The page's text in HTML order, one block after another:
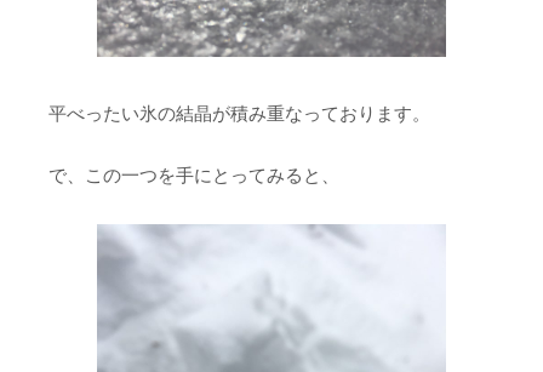
平べったい氷の結晶が積み重なっております。
で、この一つを手にとってみると、